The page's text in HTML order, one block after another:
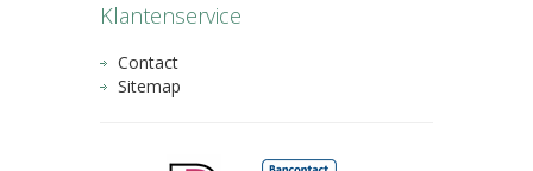
Klantenservice
Contact
Sitemap